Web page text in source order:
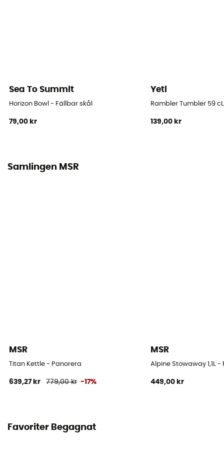
Sea To Summit
Horizon Bowl - Fällbar skål
79,00 kr
Yeti
Rambler Tumbler 59
139,00 kr
Samlingen MSR
MSR
Titan Kettle - Panorera
639,27 kr 779,00 kr -17%
MSR
Alpine Stowaway 1,1L -
449,00 kr
Favoriter Begagnat